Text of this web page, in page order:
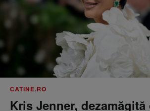
CATINE.RO
Kris Jenner,